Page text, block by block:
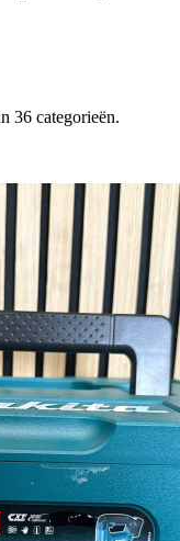
36 categorieën.